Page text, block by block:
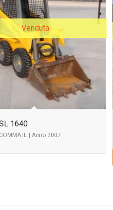
Venduta
1640
| Anno 2007